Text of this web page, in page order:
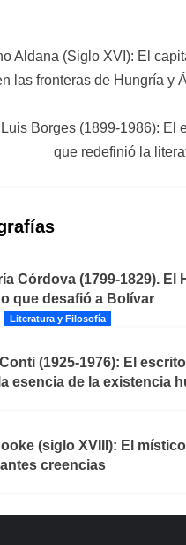
Aldana (Siglo XVI): El
las fronteras de Hungría y
Borges (1899-1986): El
que redefinió la
Córdova (1799-1829). El
que desafió a Bolívar
Literatura y Filosofía
(1925-1976): El
esencia de la existencia
(siglo XVIII): El
creencias